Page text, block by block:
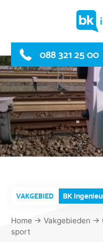
088 321 25 00
VAKGEBIED BK
Home →Vakgebieden →
sport